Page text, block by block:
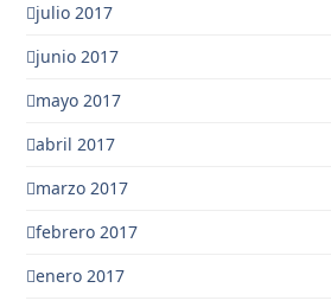
julio 2017
junio 2017
mayo 2017
abril 2017
marzo 2017
febrero 2017
enero 2017